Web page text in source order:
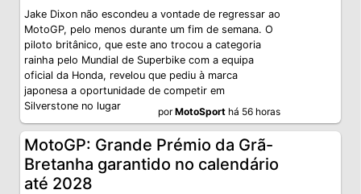
Jake Dixon não escondeu a vontade de regressar ao
MotoGP, pelo menos durante um fim de semana. O
piloto britânico, que este ano trocou a categoria
rainha pelo Mundial de Superbike com a equipa
oficial da Honda, revelou que pediu à marca
japonesa a oportunidade de competir em
Silverstone no lugar
porMotoSport há 56 horas
MotoGP: Grande Prémio da Grã-
Bretanha garantido no calendário
até 2028